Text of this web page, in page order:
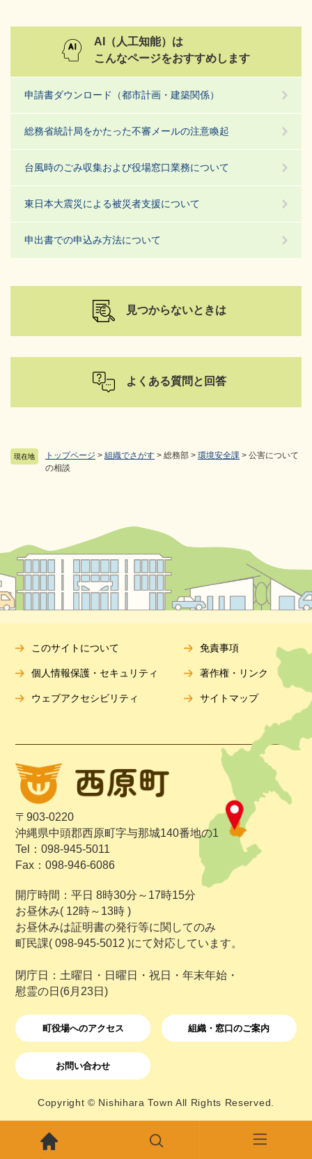
現在地 トップページ > 組織でさがす > 総務部 > 環境安全課 > 公害について
の相談
AI（人工知能）は
こんなページをおすすめします
申請書ダウンロード（都市計画・建築関係）
総務省統計局をかたった不審メールの注意喚起
台風時のごみ収集および役場窓口業務について
東日本大震災による被災者支援について
申出書での申込み方法について
見つからないときは
よくある質問と回答
〒903-0220
沖縄県中頭郡西原町字与那城140番地の1
Tel：098-945-5011
Fax：098-946-6086
開庁時間：平日 8時30分～17時15分
お昼休み( 12時～13時 )
お昼休みは証明書の発行等に関してのみ
町民課( 098-945-5012 )にて対応しています。
閉庁日：土曜日・日曜日・祝日・年末年始・
慰霊の日(6月23日)
町役場へのアクセス 組織・窓口のご案内
お問い合わせ
このサイトについて 免責事項
個人情報保護・セキュリティ 著作権・リンク
ウェブアクセシビリティ サイトマップ
Copyright © Nishihara Town All Rights Reserved.